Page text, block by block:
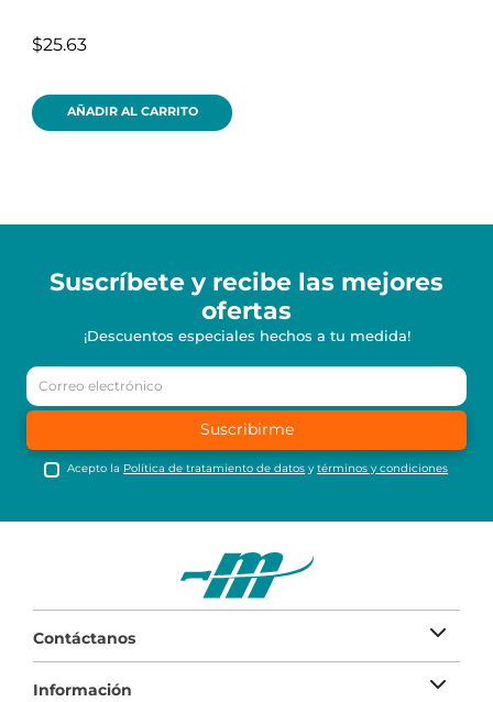
$25.63
AÑADIR AL CARRITO
Suscríbete y recibe las mejores
ofertas
¡Descuentos especiales hechos a tu medida!
Suscribirme
Acepto la Política de tratamiento de datos ytérminos y condiciones
Contáctanos
Información